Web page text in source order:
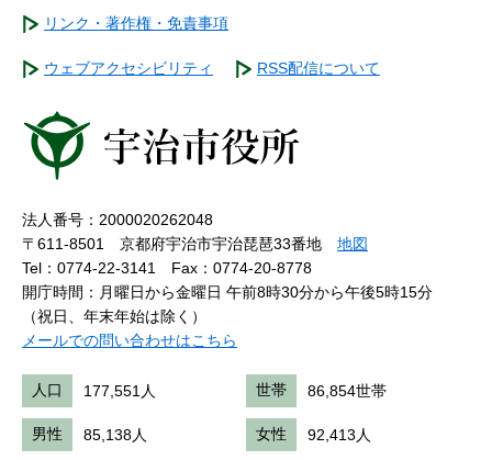
リンク・著作権・免責事項
ウェブアクセシビリティ RSS配信について
法人番号：2000020262048
〒611-8501 京都府宇治市宇治琵琶33番地 地図
Tel：0774-22-3141
Fax：0774-20-8778
開庁時間：月曜日から金曜日 午前8時30分から午後5時15分
（祝日、年末年始は除く）
メールでの問い合わせはこちら
人口 177,551人 世帯 86,854世帯
男性 85,138人 女性 92,413人